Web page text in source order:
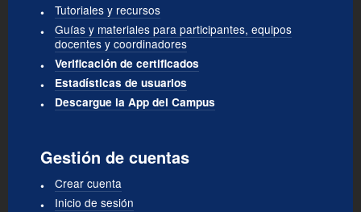
Tutoriales y recursos
Guías y materiales para participantes, equipos
docentes y coordinadores
Verificación de certificados
Estadísticas de usuarios
Descargue la App del Campus
Gestión de cuentas
Crear cuenta
Inicio de sesión